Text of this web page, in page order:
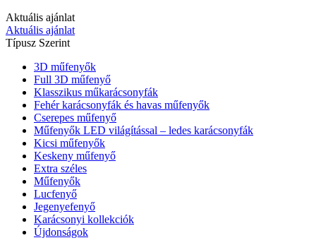
Aktuális ajánlat
Aktuális ajánlat
Típusz Szerint
3D műfenyők
Full 3D műfenyő
Klasszikus műkarácsonyfák
Fehér karácsonyfák és havas műfenyők
Cserepes műfenyő
Műfenyők LED világítással – ledes karácsonyfák
Kicsi műfenyők
Keskeny műfenyő
Extra széles
Műfenyők
Lucfenyő
Jegenyefenyő
Karácsonyi kollekciók
Újdonságok